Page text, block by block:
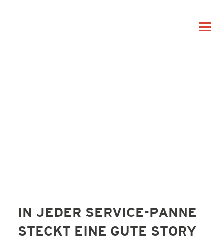
BERATUNG
SERVICE-BLOG
IN JEDER SERVICE-PANNE
STECKT EINE GUTE STORY